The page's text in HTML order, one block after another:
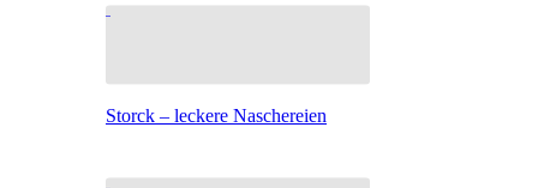
Storck – leckere Naschereien